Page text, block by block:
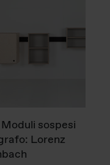
sospesi
Lorenz